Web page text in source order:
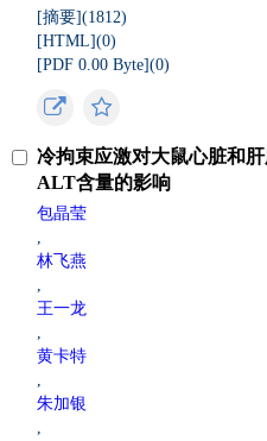
[摘要](1812)
[HTML](0)
[PDF 0.00 Byte](0)
冷拘束应激对大鼠心脏和
ALT含量的影响
包晶莹
,
林飞燕
,
王一龙
,
黄卡特
,
朱加银
,